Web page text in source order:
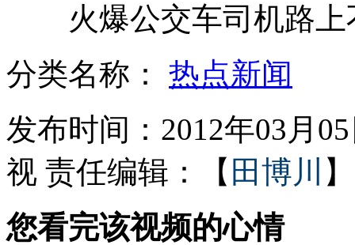
温家宝评价自己担任总理九年来工作
温家宝：我愿意退休后去台湾自由行
火爆公交车司机路上
分类名称： 热点新闻
发布时间：2012年03月
视 责任编辑：【 田博川 】
您看完该视频的心情